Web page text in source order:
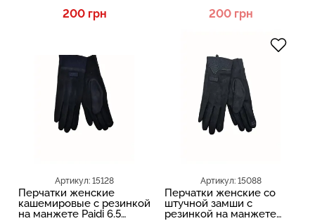
200 грн
Артикул: 15128
Перчатки женские
кашемировые с резинкой
на манжете Paidi 6.5
200 грн
Артикул: 15088
Перчатки женские со
штучной замши с
резинкой на манжете